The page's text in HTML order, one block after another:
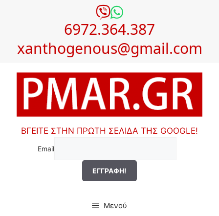
6972.364.387
xanthogenous@gmail.com
ΒΓΕΙΤΕ ΣΤΗΝ ΠΡΩΤΗ ΣΕΛΙΔΑ ΤΗΣ GOOGLE!
Email
Μενού